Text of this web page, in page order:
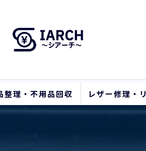
整理・不用品回収 レザー修理・